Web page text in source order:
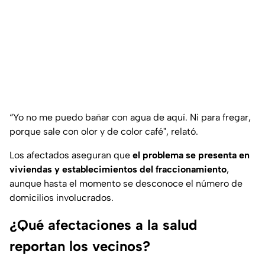
“Yo no me puedo bañar con agua de aquí. Ni para fregar,
porque sale con olor y de color café", relató.
Los afectados aseguran que el problema se presenta en
viviendas y establecimientos del fraccionamiento,
aunque hasta el momento se desconoce el número de
domicilios involucrados.
¿Qué afectaciones a la salud
reportan los vecinos?